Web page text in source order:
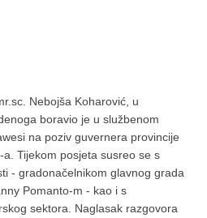
Nebojša Koharović, u
boravio je u službenom
na poziv guvernera provincije
Tijekom posjeta susreo se s
- gradonačelnikom glavnog grada
Pomanto-m - kao i s
sektora. Naglasak razgovora